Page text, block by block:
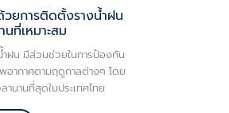
ยการติดตั้งรางน้ำฝน
ที่เหมาะสม
ฝน มีส่วนช่วยในการป้องกัน
อากาศตามฤดูกาลต่างๆ โดย
ลานานที่สุดในประเทศไทย